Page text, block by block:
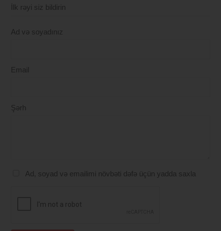
İlk rəyi siz bildirin
Ad və soyadınız
Email
Şərh
Ad, soyad və emailimi növbəti dəfə üçün yadda saxla